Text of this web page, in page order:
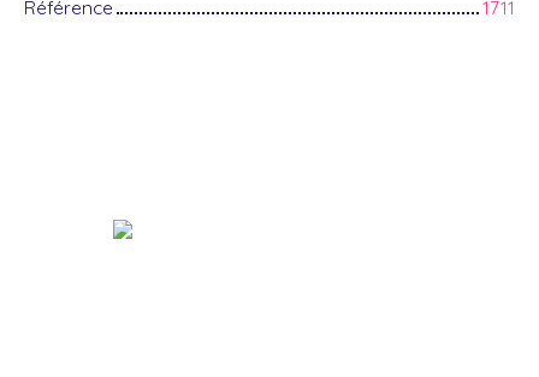
Référence
1711